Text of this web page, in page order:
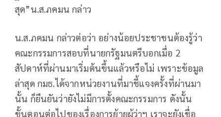
สุด”น.ส.ภคมน กล่าว
น.ส.ภคมน กล่าวต่อว่า อย่างน้อยประชาชนต้องรู้ว่า
คณะกรรมการสอบที่นายกรัฐมนตรีบอกเมื่อ 2
สัปดาห์ที่ผ่านมาเริ่มต้นขึ้นแล้วหรือไม่ เพราะข้อมูล
ล่าสุด กมธ.ได้จากหน่วยงานที่มาชี้แจงครั้งที่ผ่านมา
นั้น ก็ยืนยันว่ายังไม่มีการตั้งคณะกรรมการ ดังนั้น
ขั้นตอนต่อไปของเรื่องการย้ายผู้ว่าฯ เราจะยังเชื่อ